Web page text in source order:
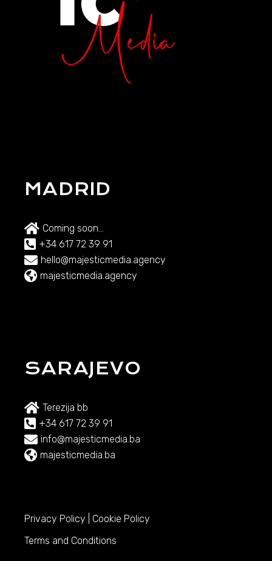
MADRID
Coming soon...
+34 617 72 39 91
hello@majesticmedia.agency
majesticmedia.agency
SARAJEVO
Terezija bb
+34 617 72 39 91
info@majesticmedia.ba
majesticmedia.ba
Privacy Policy
Cookie Policy
Terms and Conditions